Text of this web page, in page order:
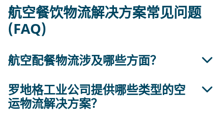
航空餐饮物流解决方案常见问题
(FAQ)
航空配餐物流涉及哪些方面？
航空配餐物流包括组织和监督为航空公司提供配餐服
务所涉及的流程。这包括管理库存、协调食品准备和
罗地格工业公司提供哪些类型的空
运物流解决方案？